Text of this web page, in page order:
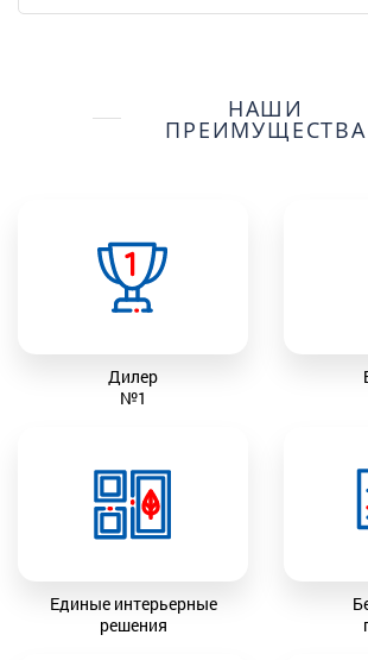
НАШИ
ПРЕИМУЩЕСТВА
Дилер
№1
Единые интерьерные
решения